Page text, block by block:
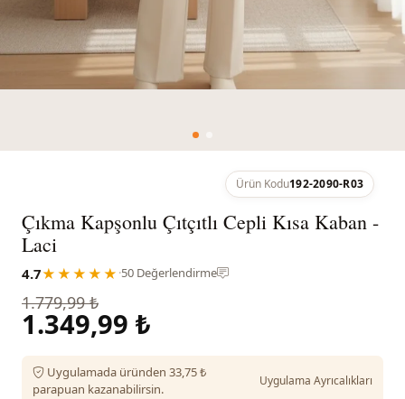
Ürün Kodu192-2090-R03
Çıkma Kapşonlu Çıtçıtlı Cepli Kısa Kaban -
Laci
4.7★★★★★ ·50 Değerlendirme
1.779,99 ₺
1.349,99 ₺
Uygulamada üründen 33,75 ₺
parapuan kazanabilirsin.
Uygulama Ayrıcalıkları